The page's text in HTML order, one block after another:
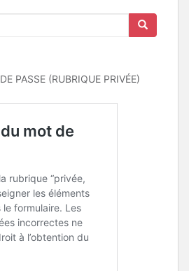
PASSE (RUBRIQUE PRIVÉE)